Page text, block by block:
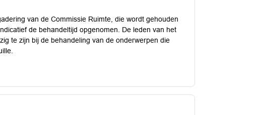
van de Commissie Ruimte, die wordt gehouden
de behandeltijd opgenomen. De leden van het
te zijn bij de behandeling van de onderwerpen die